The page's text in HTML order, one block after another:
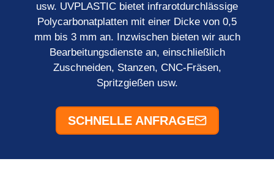
usw. UVPLASTIC bietet infrarotdurchlässige
Polycarbonatplatten mit einer Dicke von 0,5
mm bis 3 mm an. Inzwischen bieten wir auch
Bearbeitungsdienste an, einschließlich
Zuschneiden, Stanzen, CNC-Fräsen,
Spritzgießen usw.
SCHNELLE ANFRAGE